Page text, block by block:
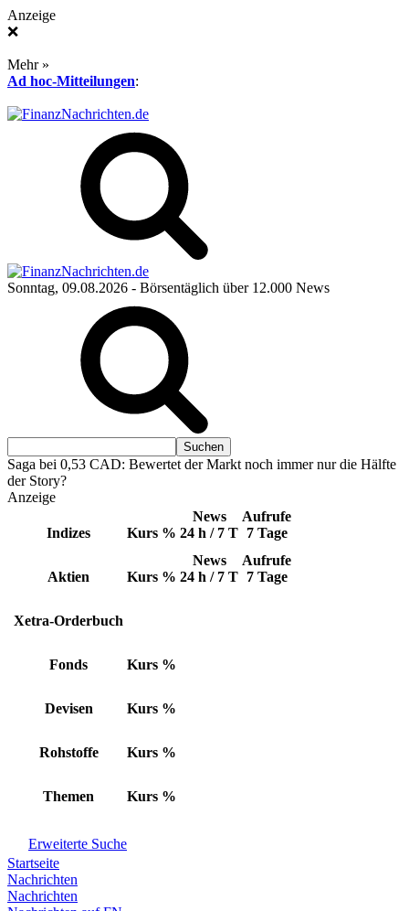
Anzeige
❌
Mehr »
Ad hoc-Mitteilungen:
Sonntag, 09.08.2026 - Börsentäglich über 12.000 News
Saga bei 0,53 CAD: Bewertet der Markt noch immer nur die Hälfte
der Story?
Anzeige
Indizes Kurs %
News
24 h / 7 T
Aufrufe
7 Tage
Aktien Kurs %
News
24 h / 7 T
Aufrufe
7 Tage
Xetra-Orderbuch
Fonds Kurs %
Devisen Kurs %
Rohstoffe Kurs %
Themen Kurs %
Erweiterte Suche
Startseite
Nachrichten
Nachrichten